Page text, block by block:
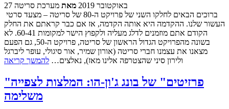
27 באוקטובר 2019 מאת מערכת סריטה
העשור שלנו. ההקדמה היא אותה הקדמה, אז אם כבר קראתם את החלק
הקודם אתם מוזמנים לדלג מעליה ולקפוץ הישר למקומות 60-41. לא
בשונה מהפרויקט הגדול הראשון של סריטה, פרויקט ה-50, גם הפעם
מצאנו את עצמנו חברי סריטה (אורון שמיר, אור סיגולי, עופר ליברגל
ולירון סיני שהצטרפה אלינו מאז), נאלצים… להמשך קריאה
"פרזיטים" של בונג ג'ון-הו: המלצות לצפייה
משלימה